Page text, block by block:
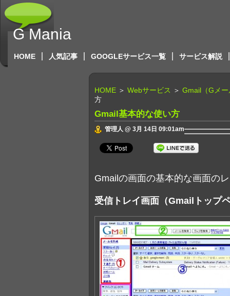
G Mania
HOME 人気記事 GOOGLEサービス一覧 サービス解説
HOME ＞ Webサービス ＞ Gmail（Gメ
方
Gmail基本的な使い方
管理人 @ 3月 14日 09:01am
Gmailの画面の基本的な画面の
受信トレイ画面（Gmailトップ